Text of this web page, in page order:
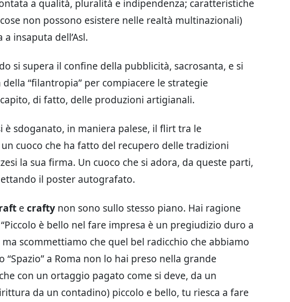
a qualità, pluralità e indipendenza; caratteristiche
non possono esistere nelle realtà multinazionali)
insaputa dell’Asl.
si supera il confine della pubblicità, sacrosanta, e si
“filantropia” per compiacere le strategie
di fatto, delle produzioni artigianali.
è sdoganato, in maniera palese, il flirt tra le
cuoco che ha fatto del recupero delle tradizioni
la sua firma. Un cuoco che si adora, da queste parti,
il poster autografato.
e crafty non sono sullo stesso piano. Hai ragione
è bello nel fare impresa è un pregiudizio duro a
scommettiamo che quel bel radicchio che abbiamo
“Spazio” a Roma non lo hai preso nella grande
con un ortaggio pagato come si deve, da un
da un contadino) piccolo e bello, tu riesca a fare